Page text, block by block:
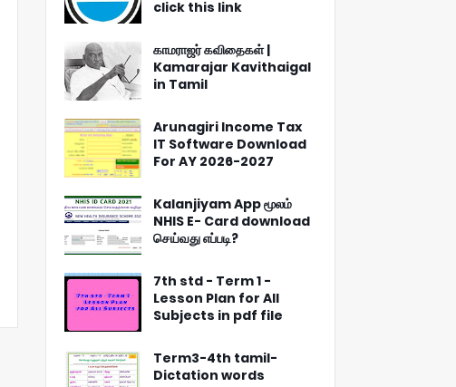
click this link
காமராஜர் கவிதைகள் |
Kamarajar Kavithaigal
in Tamil
Arunagiri Income Tax
IT Software Download
For AY 2026-2027
Kalanjiyam App மூலம்
NHIS E- Card download
செய்வது எப்படி?
7th std - Term 1 -
Lesson Plan for All
Subjects in pdf file
Term3-4th tamil-
Dictation words